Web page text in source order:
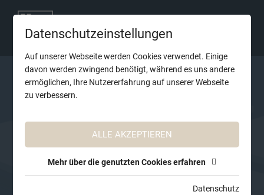
Datenschutzeinstellungen
Auf unserer Webseite werden Cookies verwendet. Einige
davon werden zwingend benötigt, während es uns andere
ermöglichen, Ihre Nutzererfahrung auf unserer Webseite
zu verbessern.
ALLE AKZEPTIEREN
Mehr über die genutzten Cookies erfahren
Datenschutz